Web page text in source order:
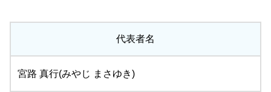
代表者名
宮路 真行(みやじ まさゆき)